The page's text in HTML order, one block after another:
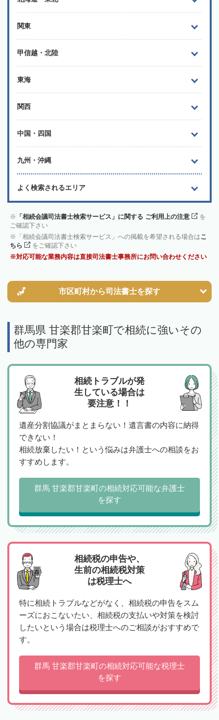
関東
甲信越・北陸
東海
関西
中国・四国
九州・沖縄
よく検索されるエリア
「相続会議司法書士検索サービス」に関する ご利用上の注意
を
ご確認下さい
「相続会議司法書士検索サービス」への掲載を希望される場合はこ
ちら
をご確認下さい
対応可能な業務内容は直接司法書士事務所にお問い合わせください
市区町村から司法書士を探す
群馬県 甘楽郡甘楽町で相続に強いその
他の専門家
相続トラブルが発
生している場合は
要注意！！
遺産分割協議がまとまらない！遺言書の内容に納得
できない！
相続放棄したい！という悩みは弁護士への相談をお
すすめします。
群馬 甘楽郡甘楽町の相続対応可能な弁護士
を探す
相続税の申告や、
生前の相続税対策
は税理士へ
特に相続トラブルなどがなく、相続税の申告をスム
ーズにおこないたい、相続税の支払いや対策を検討
したいという場合は税理士へのご相談がおすすめで
す。
群馬 甘楽郡甘楽町の相続対応可能な税理士
を探す